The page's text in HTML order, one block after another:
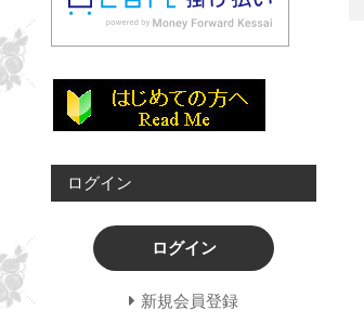
ログイン
ログイン
新規会員登録